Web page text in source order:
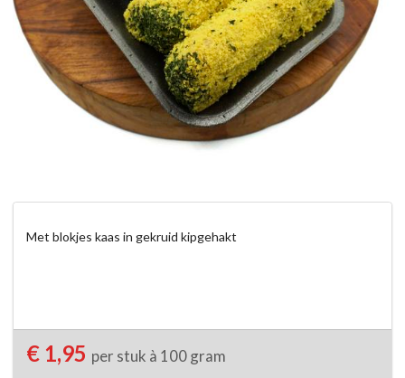
Met blokjes kaas in gekruid kipgehakt
€ 1,95 per stuk à 100 gram